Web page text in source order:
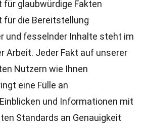
für glaubwürdige Fakten
für die Bereitstellung
und fesselnder Inhalte steht im
Arbeit. Jeder Fakt auf unserer
Nutzern wie Ihnen
eine Fülle an
und Informationen mit
Standards an Genauigkeit